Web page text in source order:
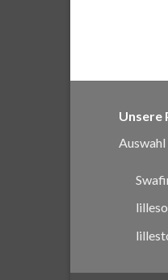
Unsere